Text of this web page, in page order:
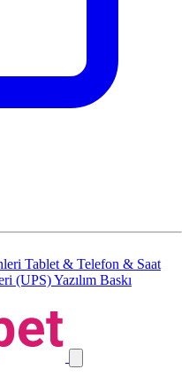
Tablet & Telefon & Saat
(UPS)Yazılım Baskı